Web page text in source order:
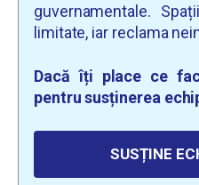
guvernamentale.
limitate, iar reclama
Dacă îți place ce
pentru susținerea
SUSȚINE